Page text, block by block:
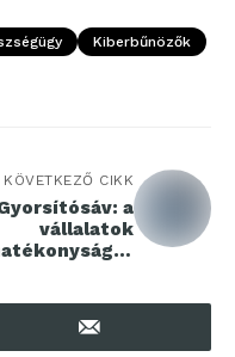
Kiberbűnözők
KÖVETKEZŐ CIKK
a
vállalatok
Egyetem